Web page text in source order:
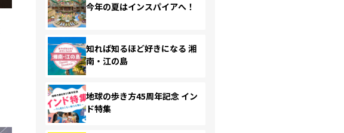
今年の夏はインスパイアへ！
知れば知るほど好きになる 湘
南・江の島
地球の歩き方45周年記念 イン
ド特集